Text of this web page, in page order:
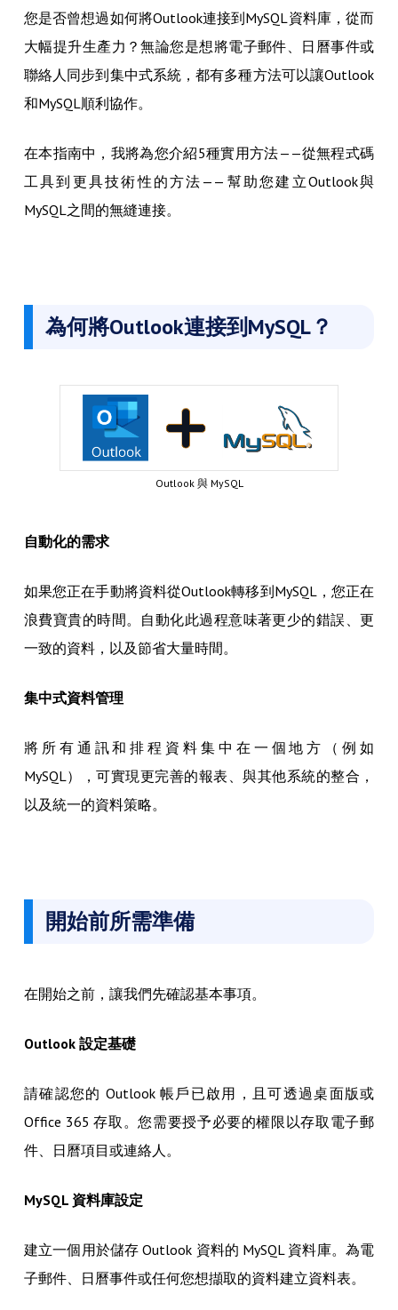
您是否曾想過如何將Outlook連接到MySQL資料庫，從而
大幅提升生產力？無論您是想將電子郵件、日曆事件或
聯絡人同步到集中式系統，都有多種方法可以讓Outlook
和MySQL順利協作。
在本指南中，我將為您介紹5種實用方法——從無程式碼
工具到更具技術性的方法——幫助您建立Outlook與
MySQL之間的無縫連接。
為何將Outlook連接到MySQL？
Outlook 與 MySQL
自動化的需求
如果您正在手動將資料從Outlook轉移到MySQL，您正在
浪費寶貴的時間。自動化此過程意味著更少的錯誤、更
一致的資料，以及節省大量時間。
集中式資料管理
將所有通訊和排程資料集中在一個地方（例如
MySQL），可實現更完善的報表、與其他系統的整合，
以及統一的資料策略。
開始前所需準備
在開始之前，讓我們先確認基本事項。
Outlook 設定基礎
請確認您的 Outlook 帳戶已啟用，且可透過桌面版或
Office 365 存取。您需要授予必要的權限以存取電子郵
件、日曆項目或連絡人。
MySQL 資料庫設定
建立一個用於儲存 Outlook 資料的 MySQL 資料庫。為電
子郵件、日曆事件或任何您想擷取的資料建立資料表。